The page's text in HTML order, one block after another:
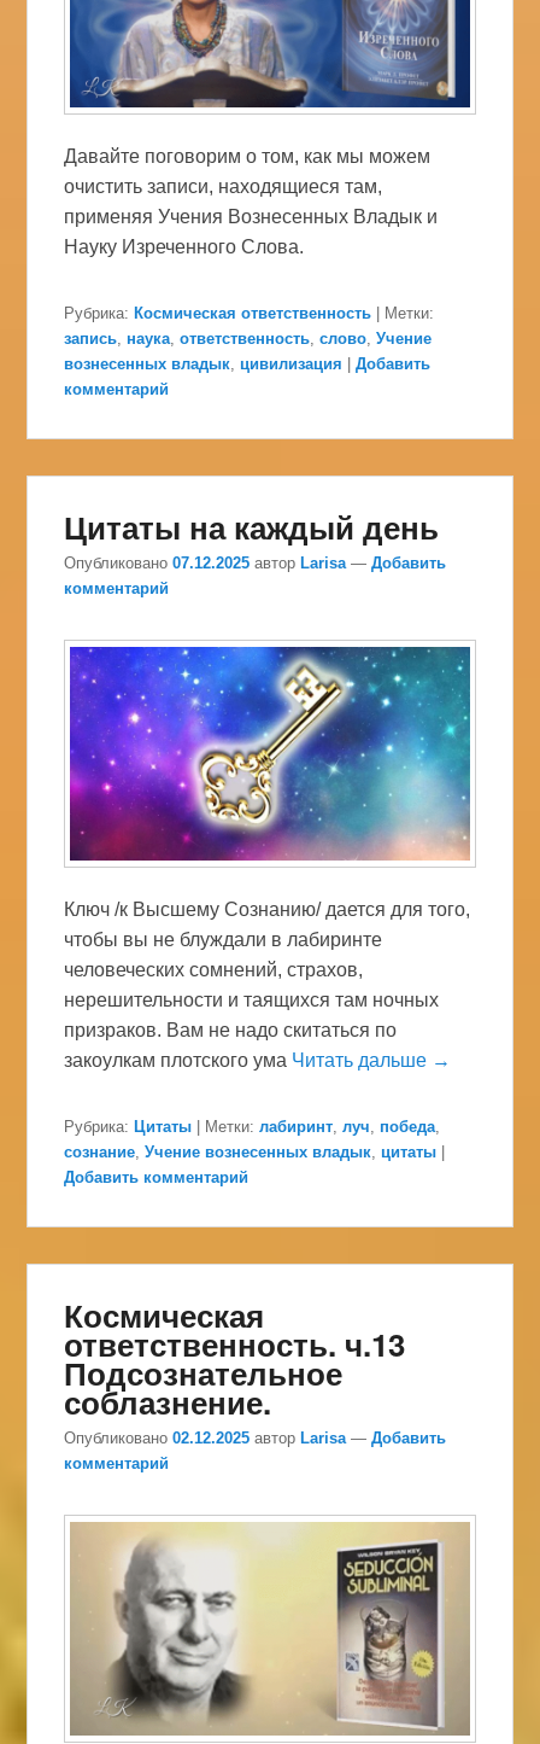
Давайте поговорим о том, как мы можем
очистить записи, находящиеся там,
применяя Учения Вознесенных Владык и
Науку Изреченного Слова.
Рубрика: Космическая ответственность | Метки:
запись наука ,ответственность ,слово ,Учение
вознесенных владык цивилизация |Добавить
комментарий
Цитаты на каждый день
Опубликовано07.12.2025 автор Larisa —Добавить
комментарий
Ключ /к Высшему Сознанию/ дается для того,
чтобы вы не блуждали в лабиринте
человеческих сомнений, страхов,
нерешительности и таящихся там ночных
призраков. Вам не надо скитаться по
закоулкам плотского ума Читать дальше →
Рубрика: Цитаты | Метки: лабиринт ,луч победа
сознание ,Учение вознесенных владык цитаты |
Добавить комментарий
Космическая
ответственность. ч.13
Подсознательное
соблазнение.
Опубликовано02.12.2025 автор Larisa —Добавить
комментарий